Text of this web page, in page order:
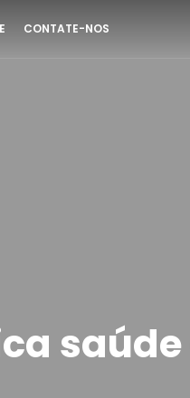
CONTATE-NOS
saúde